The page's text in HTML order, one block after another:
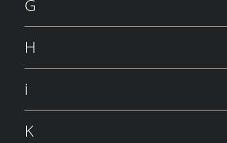
G
H
i
K